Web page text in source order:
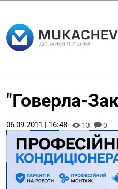
"Говерла-
06.09.2011 | 16:48 13 0